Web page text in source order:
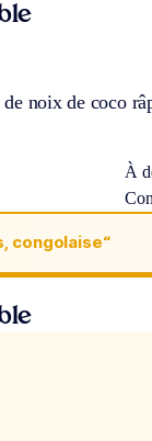
noix de coco
À
congolaise“